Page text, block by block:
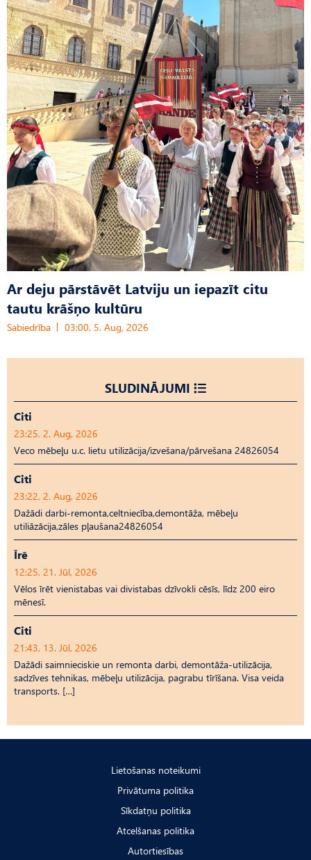
Ar deju pārstāvēt Latviju un iepazīt citu
tautu krāšņo kultūru
Sabiedrība 03:00, 5. Aug, 2026
SLUDINĀJUMI
Citi
23:25, 2. Aug, 2026
Veco mēbeļu u.c. lietu utilizācija/izvešana/pārvešana 24826054
Citi
23:22, 2. Aug, 2026
Dažādi darbi-remonta,celtniecība,demontāža, mēbeļu
utiliāzācija,zāles pļaušana24826054
Īrē
12:25, 21. Jūl, 2026
Vēlos īrēt vienistabas vai divistabas dzīvokli cēsīs, līdz 200 eiro
mēnesī.
Citi
21:43, 13. Jūl, 2026
Dažādi saimnieciskie un remonta darbi, demontāža-utilizācija,
sadzīves tehnikas, mēbeļu utilizācija, pagrabu tīrīšana. Visa veida
transports. […]
Lietošanas noteikumi
Privātuma politika
Sīkdatņu politika
Atcelšanas politika
Autortiesības